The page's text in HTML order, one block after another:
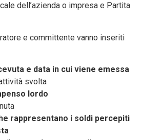
dell’azienda o impresa e Partita
e committente vanno inseriti
e data in cui viene emessa
svolta
lordo
rappresentano i soldi percepiti